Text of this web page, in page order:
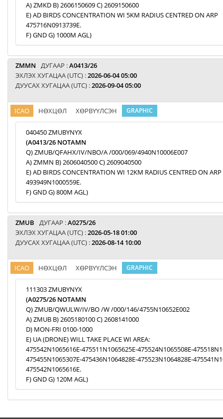
A) ZMKD B) 2606150609 C) 2609150600
E) AD BIRDS CONCENTRATION WI 5KM RADIUS CENTRED ON ARP
475716N0913739E.
F) GND G) 1000M AGL)
ZMMN ДУГААР :A0413/26
ЭХЛЭХ ХУГАЦАА (UTC) :2026-06-04 05:00
ДУУСАХ ХУГАЦАА (UTC) :2026-09-04 05:00
ICAO НӨХЦӨЛ ХӨРВҮҮЛСЭН GRAPHIC
040450 ZMUBYNYX
(A0413/26 NOTAMN
Q) ZMUB/QFAHX/IV/NBO/A /000/069/4940N10006E007
A) ZMMN B) 2606040500 C) 2609040500
E) AD BIRDS CONCENTRATION WI 12KM RADIUS CENTRED ON ARP
493949N1000559E.
F) GND G) 800M AGL)
ZMUB ДУГААР :A0275/26
ЭХЛЭХ ХУГАЦАА (UTC) :2026-05-18 01:00
ДУУСАХ ХУГАЦАА (UTC) :2026-08-14 10:00
ICAO НӨХЦӨЛ ХӨРВҮҮЛСЭН GRAPHIC
111303 ZMUBYNYX
(A0275/26 NOTAMN
Q) ZMUB/QWULW/IV/BO /W /000/146/4755N10652E002
A) ZMUB B) 2605180100 C) 2608141000
D) MON-FRI 0100-1000
E) UA (DRONE) WILL TAKE PLACE WI AREA:
475542N1065616E-475511N1065625E-475524N1065508E-
475455N1065307E-475436N1064828E-475523N1064828E-
475542N1065616E.
F) GND G) 120M AGL)